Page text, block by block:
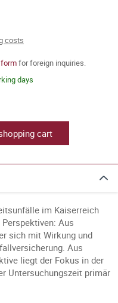
costs
for foreign inquiries.
days
cart
im Kaiserreich
Aus
sich mit Wirkung und
Aus
liegt der Fokus in der
Untersuchungszeit primär